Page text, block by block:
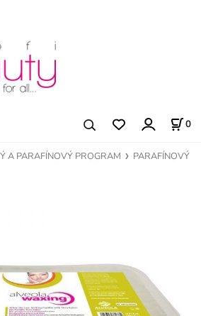
0
A PARAFÍNOVÝ PROGRAM
PARAFÍNOVÝ